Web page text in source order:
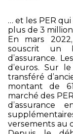
… et les PER
plus de 3
En mars
souscrit un
d’assurance.
d’euros. Sur
transféré
montant de
marché des
d’assurance
versements au